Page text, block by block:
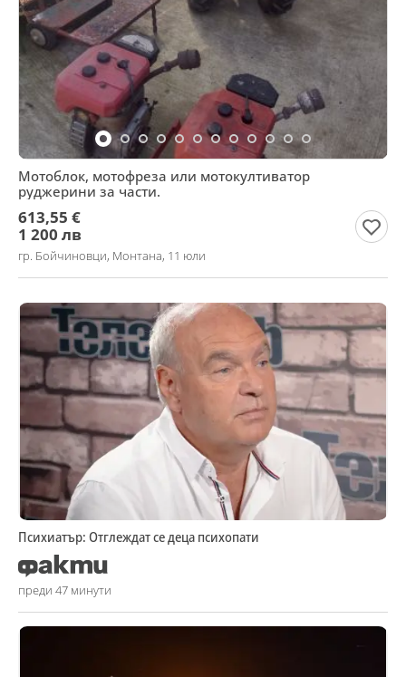
Мотоблок, мотофреза или мотокултиватор
руджерини за части.
613,55 €
1 200 лв
гр. Бойчиновци, Монтана, 11 юли
Психиатър: Отглеждат се деца психопати
преди 47 минути